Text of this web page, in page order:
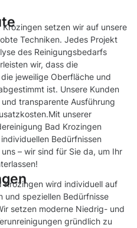
setzen wir auf unsere
Techniken. Jedes Projekt
des Reinigungsbedarfs
wir, dass die
jeweilige Oberfläche und
ist. Unsere Kunden
transparente Ausführung
unserer
Bad Krozingen
Bedürfnissen
– wir sind für Sie da, um Ihr
Krozingen wird individuell auf
und speziellen Bedürfnisse
setzen moderne Niedrig- und
gründlich zu